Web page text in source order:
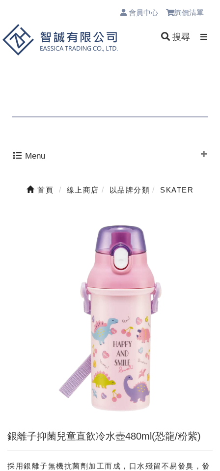
會員中心 詢價清單
搜尋
Menu
首頁 線上商店 以品牌分類 SKATER
銀離子抑菌兒童直飲冷水壺480ml(恐龍/粉紫)
採用銀離子無機抗菌劑加工而成，口水殘留不易發臭，發